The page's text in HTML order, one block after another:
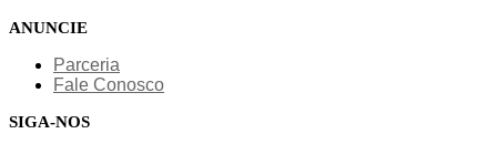
ANUNCIE
Parceria
Fale Conosco
SIGA-NOS